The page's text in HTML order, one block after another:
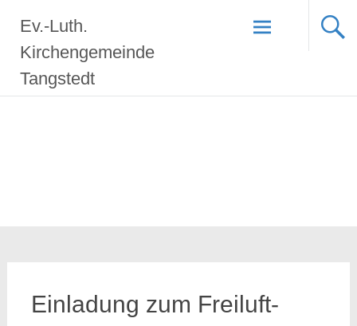
Inhalt
springen
Ev.-Luth.
Kirchengemeinde
Tangstedt
Einladung zum Freiluft-